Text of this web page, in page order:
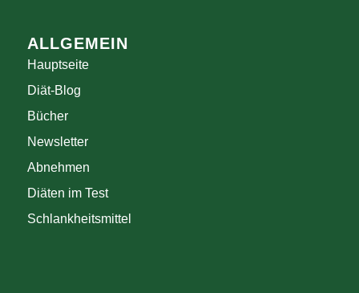
ALLGEMEIN
Hauptseite
Diät-Blog
Bücher
Newsletter
Abnehmen
Diäten im Test
Schlankheitsmittel